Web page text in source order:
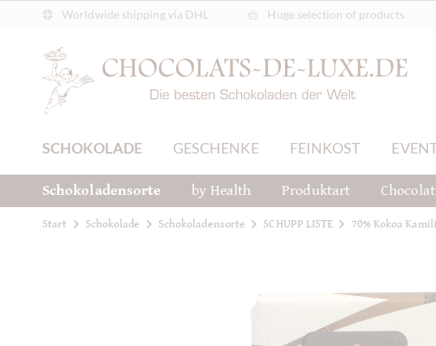
Worldwide shipping via DHL Huge selection of products
SCHOKOLADE GESCHENKE FEINKOST
Schokoladensorte by Health Produktart
Start Schokolade Schokoladensorte SCHUPP LISTE 70% Kokoa